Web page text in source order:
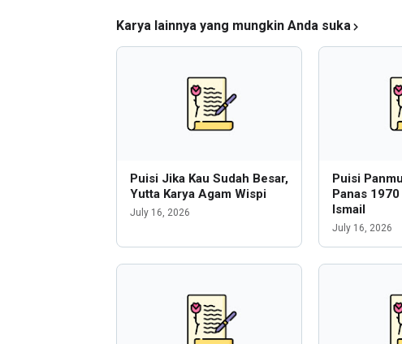
Karya lainnya yang mungkin Anda suka
Puisi Jika Kau Sudah Besar,
Yutta Karya Agam Wispi
July 16, 2026
Puisi
Panas
Ismail
July 16, 2026